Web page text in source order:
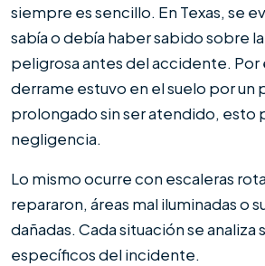
siempre es sencillo. En Texas, se
sabía o debía haber sabido sobre
peligrosa antes del accidente. Por
derrame estuvo en el suelo por un
prolongado sin ser atendido, esto
negligencia.
Lo mismo ocurre con escaleras
repararon, áreas mal iluminadas o
dañadas. Cada situación se analiza
específicos del incidente.